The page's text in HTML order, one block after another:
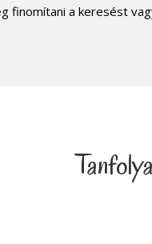
finomítani a keresést